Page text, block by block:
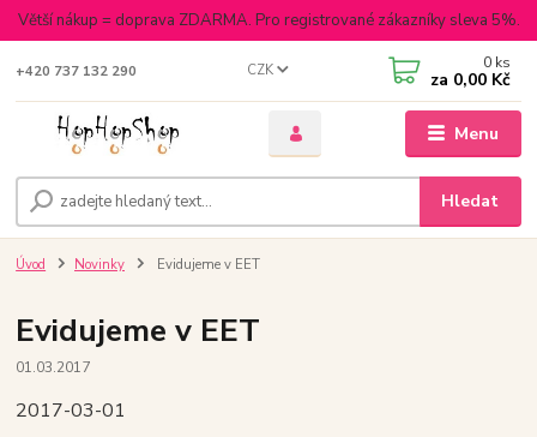
Větší nákup = doprava ZDARMA. Pro registrované zákazníky sleva 5%.
Menu
CZK
Hledat
+420 737 132 290 0 ks
za 0,00 Kč
Úvod Novinky Evidujeme v EET
Evidujeme v EET
01.03.2017
2017-03-01